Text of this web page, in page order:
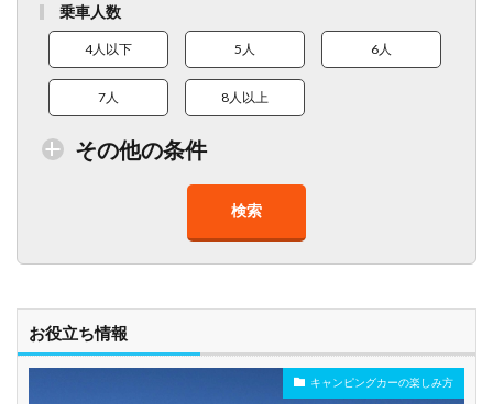
乗車人数
4人以下 5人 6人
7人 8人以上
その他の条件
車椅子対応
検索
お役立ち情報
キャンピングカーの楽しみ方